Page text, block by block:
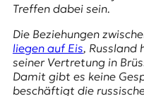
r
|
D
Treffen dabei sein.
Die Beziehungen
liegen auf Eis, Russland
seiner Vertretung in
Damit gibt es keine
beschäftigt die